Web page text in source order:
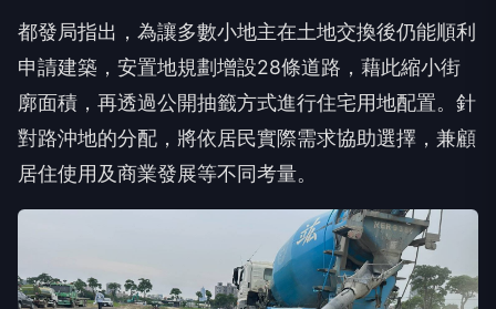
都發局指出，為讓多數小地主在土地交換後仍能順利
申請建築，安置地規劃增設28條道路，藉此縮小街
廓面積，再透過公開抽籤方式進行住宅用地配置。針
對路沖地的分配，將依居民實際需求協助選擇，兼顧
居住使用及商業發展等不同考量。